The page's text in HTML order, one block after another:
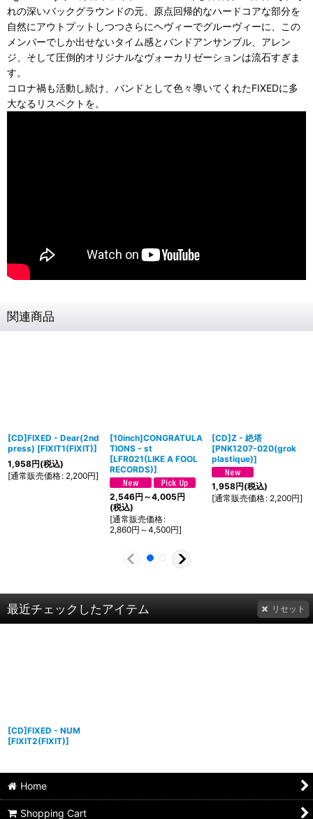
れの深いバックグラウンドの元、原点回帰的なハードコアな部分を
自然にアウトプットしつつさらにヘヴィーでグルーヴィーに、この
メンバーでしか出せないタイム感とバンドアンサンブル、アレン
ジ、そして圧倒的オリジナルなヴォーカリゼーションは流石すぎま
す。
コロナ禍も活動し続け、バンドとして色々導いてくれたFIXEDに多
大なるリスペクトを。
関連商品
[CD]FIXED - Dear(2nd
press) [FIXIT1(FIXIT)]
1,958円(税込)
[通常販売価格: 2,200円]
[10inch]CONGRATULA
TIONS - st
[LFR021(LIKE A FOOL
RECORDS)]
2,546円 ～4,005円
(税込)
[通常販売価格:
2,860円 ～4,500円]
[CD]Z - 絶塔
[PNK1207-020(grok
plastique)]
1,958円(税込)
[通常販売価格: 2,200円]
最近チェックしたアイテム リセット
[CD]FIXED - NUM
[FIXIT2(FIXIT)]
Home
Shopping Cart